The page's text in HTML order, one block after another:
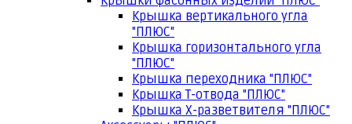
Крышка вертикального угла
"ПЛЮС"
Крышка горизонтального угла
"ПЛЮС"
Крышка переходника "ПЛЮС"
Крышка Т-отвода "ПЛЮС"
Крышка Х-разветвителя "ПЛЮС"